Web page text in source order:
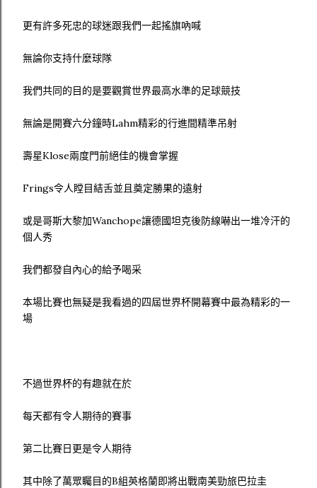
更有許多死忠的球迷跟我們一起搖旗吶喊
無論你支持什麼球隊
我們共同的目的是要觀賞世界最高水準的足球競技
無論是開賽六分鐘時Lahm精彩的行進間精準吊射
壽星Klose兩度門前絕佳的機會掌握
Frings令人瞠目結舌並且奠定勝果的遠射
或是哥斯大黎加Wanchope讓德國坦克後防線嚇出一堆冷汗的
個人秀
我們都發自內心的給予喝采
本場比賽也無疑是我看過的四屆世界杯開幕賽中最為精彩的一
場
不過世界杯的有趣就在於
每天都有令人期待的賽事
第二比賽日更是令人期待
其中除了萬眾矚目的B組英格蘭即將出戰南美勁旅巴拉圭